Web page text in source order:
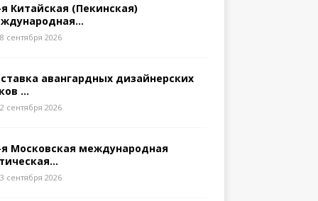
Китайская (Пекинская)
сентября 2026
авангардных дизайнерских
...
сентября 2026
я Московская международная
сентября 2026